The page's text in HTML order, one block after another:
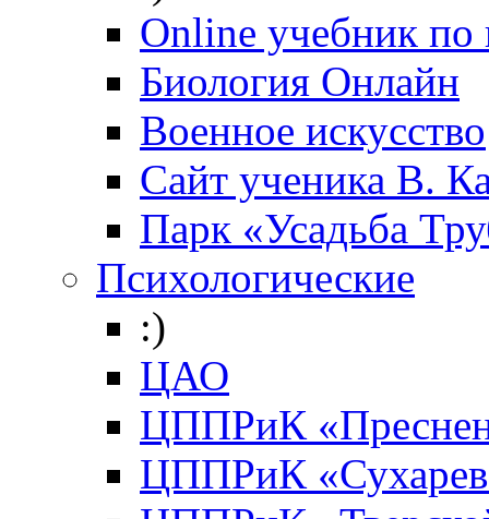
Online учебник по
Биология Онлайн
Военное искусство
Cайт ученика В.
Парк «Усадьба
Психологические
:)
ЦАО
ЦППРиК
ЦППРиК